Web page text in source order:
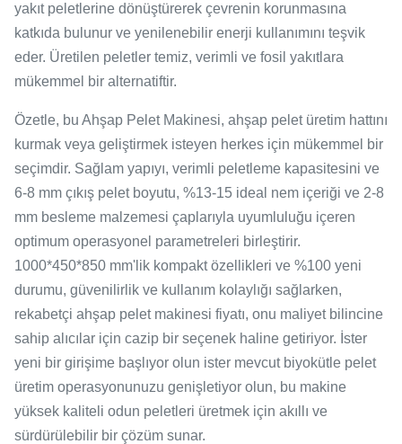
yakıt peletlerine dönüştürerek çevrenin korunmasına
katkıda bulunur ve yenilenebilir enerji kullanımını teşvik
eder. Üretilen peletler temiz, verimli ve fosil yakıtlara
mükemmel bir alternatiftir.
Özetle, bu Ahşap Pelet Makinesi, ahşap pelet üretim hattını
kurmak veya geliştirmek isteyen herkes için mükemmel bir
seçimdir. Sağlam yapıyı, verimli peletleme kapasitesini ve
6-8 mm çıkış pelet boyutu, %13-15 ideal nem içeriği ve 2-8
mm besleme malzemesi çaplarıyla uyumluluğu içeren
optimum operasyonel parametreleri birleştirir.
1000*450*850 mm'lik kompakt özellikleri ve %100 yeni
durumu, güvenilirlik ve kullanım kolaylığı sağlarken,
rekabetçi ahşap pelet makinesi fiyatı, onu maliyet bilincine
sahip alıcılar için cazip bir seçenek haline getiriyor. İster
yeni bir girişime başlıyor olun ister mevcut biyokütle pelet
üretim operasyonunuzu genişletiyor olun, bu makine
yüksek kaliteli odun peletleri üretmek için akıllı ve
sürdürülebilir bir çözüm sunar.